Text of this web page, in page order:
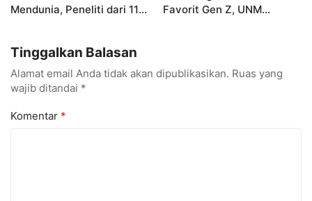
Mendunia, Peneliti dari 11
Favorit Gen Z, UNM
Tinggalkan Balasan
Alamat email Anda tidak akan dipublikasikan. Ruas yang
wajib ditandai *
Komentar *